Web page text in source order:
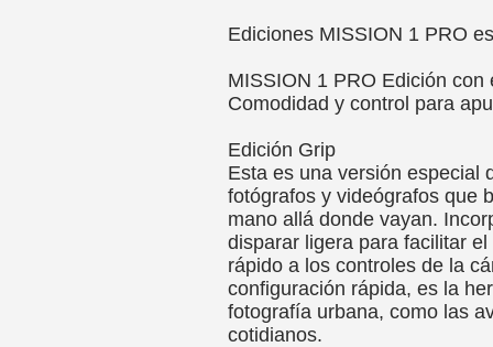
Ediciones MISSION 1 PRO
MISSION 1 PRO Edición con
Comodidad y control para
Edición Grip
Esta es una versión especial
fotógrafos y videógrafos que
mano allá donde vayan.
disparar ligera para facilitar
rápido a los controles de la
configuración rápida, es la
fotografía urbana, como las
cotidianos.